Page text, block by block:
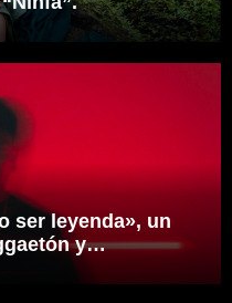
ser leyenda», un
y
propia
Mexicano.